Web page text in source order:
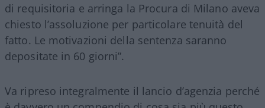
di requisitoria e arringa la Procura di Milano aveva
chiesto l’assoluzione per particolare tenuità del
fatto. Le motivazioni della sentenza saranno
depositate in 60 giorni”.
Va ripreso integralmente il lancio d’agenzia perché